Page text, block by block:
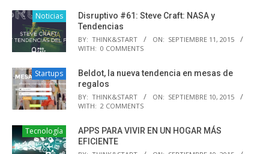
Noticias
Disruptivo #61: Steve Craft: NASA y
Tendencias
BY: THINK&START ON: SEPTIEMBRE 11, 2015
WITH: 0 COMMENTS
Startups
Beldot, la nueva tendencia en mesas de
regalos
BY: THINK&START ON: SEPTIEMBRE 10, 2015
WITH: 2 COMMENTS
Tecnología
APPS PARA VIVIR EN UN HOGAR MÁS
EFICIENTE